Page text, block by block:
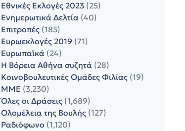
Εθνικές Εκλογές 2023(25)
Ενημερωτικά Δελτία(40)
Επιτροπές(185)
Ευρωεκλογές 2019 (71)
Ευρωπαϊκά(24)
Η Βόρεια Αθήνα συζητά(28)
Κοινοβουλευτικές Ομάδες Φιλίας(19)
ΜΜΕ (3,230)
Όλες οι Δράσεις(1,689)
Ολομέλεια της Βουλής(127)
Ραδιόφωνο (1,120)